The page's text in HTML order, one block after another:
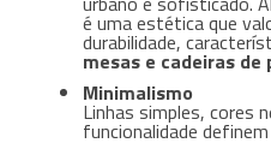
é uma estética que
durabilidade,
mesas e cadeiras de
Minimalismo
Linhas simples, cores
funcionalidade